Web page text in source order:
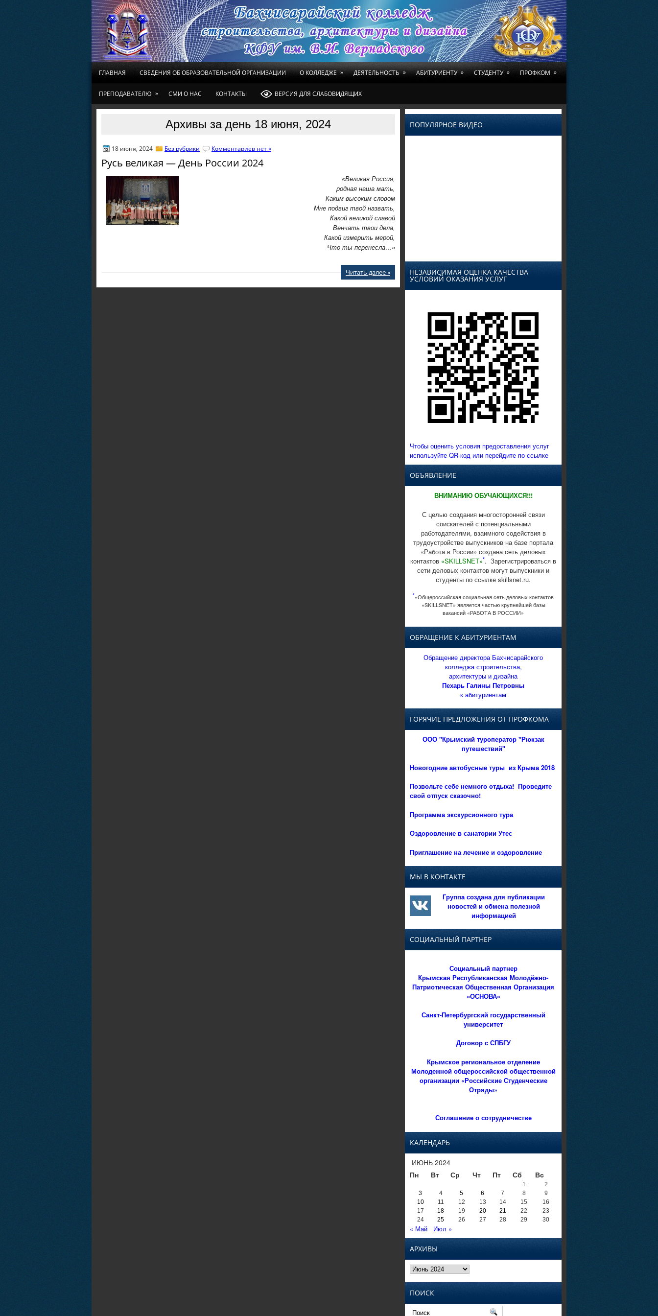
ГЛАВНАЯ СВЕДЕНИЯ ОБ ОБРАЗОВАТЕЛЬНОЙ ОРГАНИЗАЦИИ О КОЛЛЕДЖЕ » ДЕЯТЕЛЬНОСТЬ » АБИТУРИЕНТУ » СТУДЕНТУ » ПРОФКОМ »
ПРЕПОДАВАТЕЛЮ » СМИ О НАС КОНТАКТЫ ВЕРСИЯ ДЛЯ СЛАБОВИДЯЩИХ
Архивы за день 18 июня, 2024
18 июня, 2024 Без рубрики Комментариев нет »
Русь великая — День России 2024
«Великая Россия,
родная наша мать,
Каким высоким словом
Мне подвиг твой назвать,
Какой великой славой
Венчать твои дела,
Какой измерить мерой,
Что ты перенесла…»
Читать далее »
ПОПУЛЯРНОЕ ВИДЕО
НЕЗАВИСИМАЯ ОЦЕНКА КАЧЕСТВА
УСЛОВИЙ ОКАЗАНИЯ УСЛУГ
Чтобы оценить условия предоставления услуг
используйте QR-код или перейдите по ссылке
ОБЪЯВЛЕНИЕ
ВНИМАНИЮ ОБУЧАЮЩИХСЯ!!!
С целью создания многосторонней связи
соискателей с потенциальными
работодателями, взаимного содействия в
трудоустройстве выпускников на базе портала
«Работа в России» создана сеть деловых
контактов «SKILLSNET»*. Зарегистрироваться в
сети деловых контактов могут выпускники и
студенты по ссылке skillsnet.ru.
*«Общероссийская социальная сеть деловых контактов
«SKILLSNET» является частью крупнейшей базы
вакансий «РАБОТА В РОССИИ»
ОБРАЩЕНИЕ К АБИТУРИЕНТАМ
Обращение директора Бахчисарайского
колледжа строительства,
архитектуры и дизайна
Пехарь Галины Петровны
к абитуриентам
ГОРЯЧИЕ ПРЕДЛОЖЕНИЯ ОТ ПРОФКОМА
ООО "Крымский туроператор "Рюкзак
путешествий"
Новогодние автобусные туры из Крыма 2018
Позвольте себе немного отдыха! Проведите
свой отпуск сказочно!
Программа экскурсионного тура
Оздоровление в санатории Утес
Приглашение на лечение и оздоровление
МЫ В КОНТАКТЕ
Группа создана для публикации
новостей и обмена полезной
информацией
СОЦИАЛЬНЫЙ ПАРТНЕР
Социальный партнер
Крымская Республиканская Молодёжно-
Патриотическая Общественная Организация
«ОСНОВА»
Санкт-Петербургский государственный
университет
Договор с СПБГУ
Крымское региональное отделение
Молодежной общероссийской общественной
организации «Российские Студенческие
Отряды»
Соглашение о сотрудничестве
КАЛЕНДАРЬ
ИЮНЬ 2024
Пн
Вт Ср Чт Пт Сб Вс
1
2
3
4 5 6 7 8
9
10
11 12 13 14 15
16
17
18 19 20 21 22
23
24
25 26 27 28 29 30
« Май Июл »
АРХИВЫ
Архивы
ПОИСК